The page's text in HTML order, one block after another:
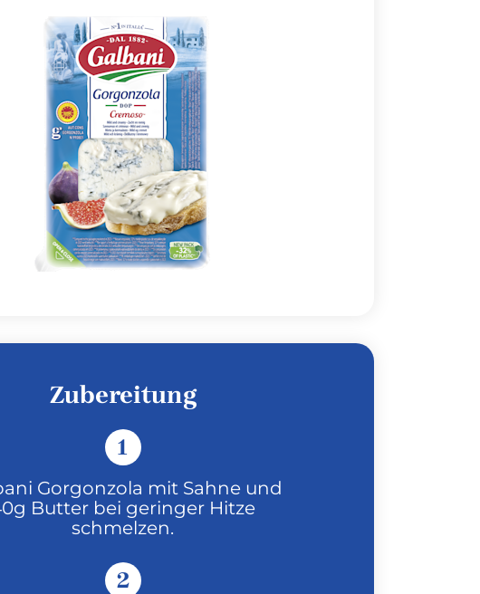
Zubereitung
1
Gorgonzola mit Sahne und
Butter bei geringer Hitze
schmelzen.
2